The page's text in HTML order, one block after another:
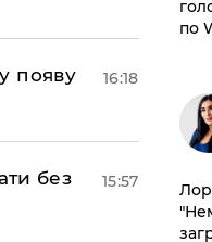
появу
16:18
без
15:57
по